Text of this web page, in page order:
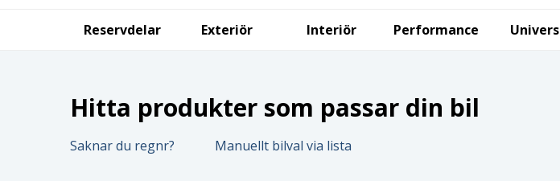
Reservdelar Exteriör Interiör Performance
Hitta produkter som passar din bil
Saknar du regnr? Manuellt bilval via lista